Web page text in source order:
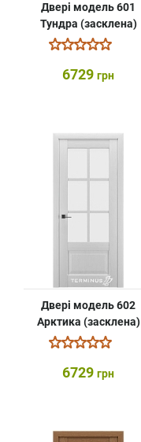
Двері модель 601
Тундра (засклена)
6729 грн
Двері модель 602
Арктика (засклена)
6729 грн